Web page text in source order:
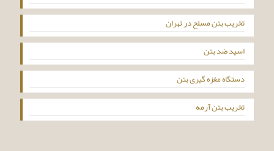
تخریب بتن مسلح در تهران
اسید ضد بتن
دستگاه مغزه گیری بتن
تخریب بتن آرمه